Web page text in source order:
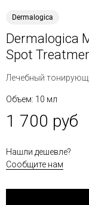
Dermalogica
Dermalogica
Spot
Лечебный
Объем: 10 мл
1 700 руб
Нашли дешевле?
Сообщите нам